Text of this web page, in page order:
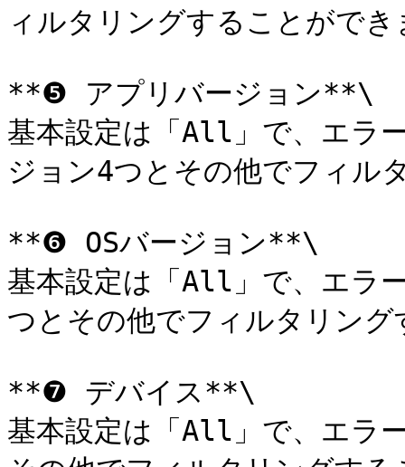
ィルタリングすることができ
**❺ アプリバージョン**\
基本設定は「All」で、エラ
ジョン4つとその他でフィル
**❻ OSバージョン**\
基本設定は「All」で、エラ
つとその他でフィルタリン
**❼ デバイス**\
基本設定は「All」で、エラ